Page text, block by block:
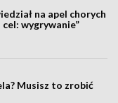
na apel chorych
wygrywanie”
Musisz to zrobić